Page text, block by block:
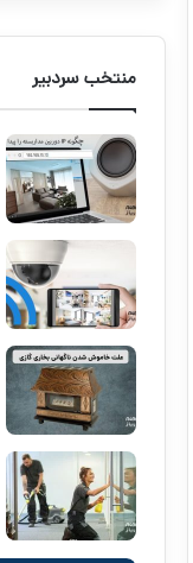
منتخب سردبیر